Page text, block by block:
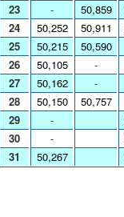
23
24
25
26
27
28
29
30
31
-
50,252
50,215
50,105
50,162
50,150
-
-
50,267
50,859
50,911
50,590
-
-
50,757